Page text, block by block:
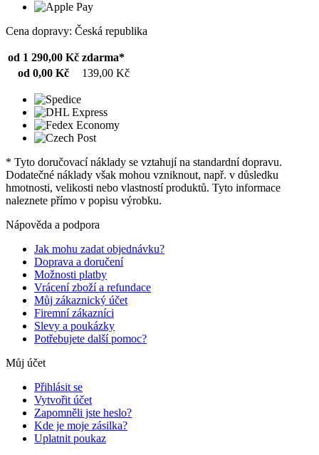
Cena dopravy: Česká republika
od 1 290,00 Kč zdarma*
od 0,00 Kč
139,00 Kč
* Tyto doručovací náklady se vztahují na standardní dopravu.
Dodatečné náklady však mohou vzniknout, např. v důsledku
hmotnosti, velikosti nebo vlastností produktů. Tyto informace
naleznete přímo v popisu výrobku.
Nápověda a podpora
Jak mohu zadat objednávku?
Doprava a doručení
Možnosti platby
Vrácení zboží a refundace
Můj zákaznický účet
Firemní zákazníci
Slevy a poukázky
Potřebujete další pomoc?
Můj účet
Přihlásit se
Vytvořit účet
Zapomněli jste heslo?
Kde je moje zásilka?
Uplatnit poukaz